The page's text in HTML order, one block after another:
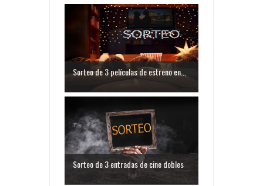
Sorteo de 3 películas de estreno en...
Sorteo de 3 entradas de cine dobles